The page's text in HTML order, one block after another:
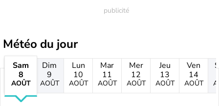
Météo du jour
Sam
8
AOÛT
Dim
9
AOÛT
Lun
10
AOÛT
Mar
11
AOÛT
Mer
12
AOÛT
Jeu
13
AOÛT
Ven
14
AOÛT